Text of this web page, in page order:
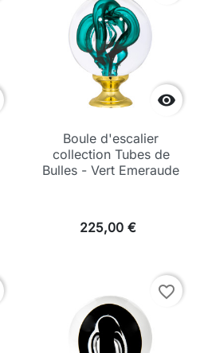

Boule d'escalier
collection Tubes de
Bulles - Vert Emeraude
225,00 €
favorite_border